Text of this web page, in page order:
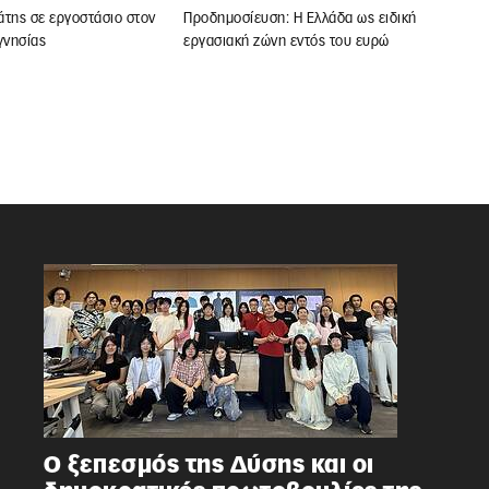
σε εργοστάσιο στον
Προδημοσίευση: Η Ελλάδα ως ειδική
εργασιακή ζώνη εντός του ευρώ
Ο ξεπεσμός της Δύσης και οι